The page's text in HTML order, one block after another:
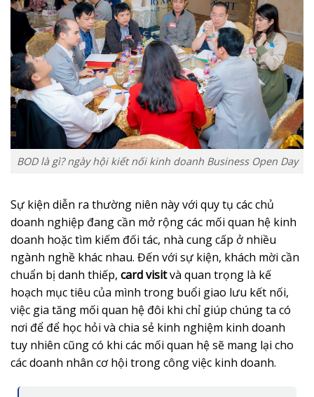
BOD là gì? ngày hội kiết nối kinh doanh Business Open Day
Sự kiện diễn ra thường niên này với quy tụ các chủ
doanh nghiệp đang cần mở rộng các mối quan hệ kinh
doanh hoặc tìm kiếm đối tác, nhà cung cấp ở nhiều
ngành nghề khác nhau. Đến với sự kiện, khách mời cần
chuẩn bị danh thiếp, card visitvà quan trọng là kế
hoạch mục tiêu của mình trong buổi giao lưu kết nối,
việc gia tăng mối quan hệ đôi khi chỉ giúp chúng ta có
nơi để để học hỏi và chia sẻ kinh nghiệm kinh doanh
tuy nhiên cũng có khi các mối quan hệ sẽ mang lại cho
các doanh nhân cơ hội trong công việc kinh doanh.